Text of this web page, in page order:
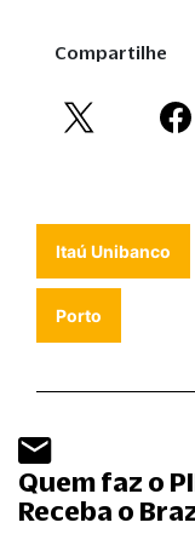
Compartilhe
Itaú Unibanco
Porto
Quem faz o
Receba o